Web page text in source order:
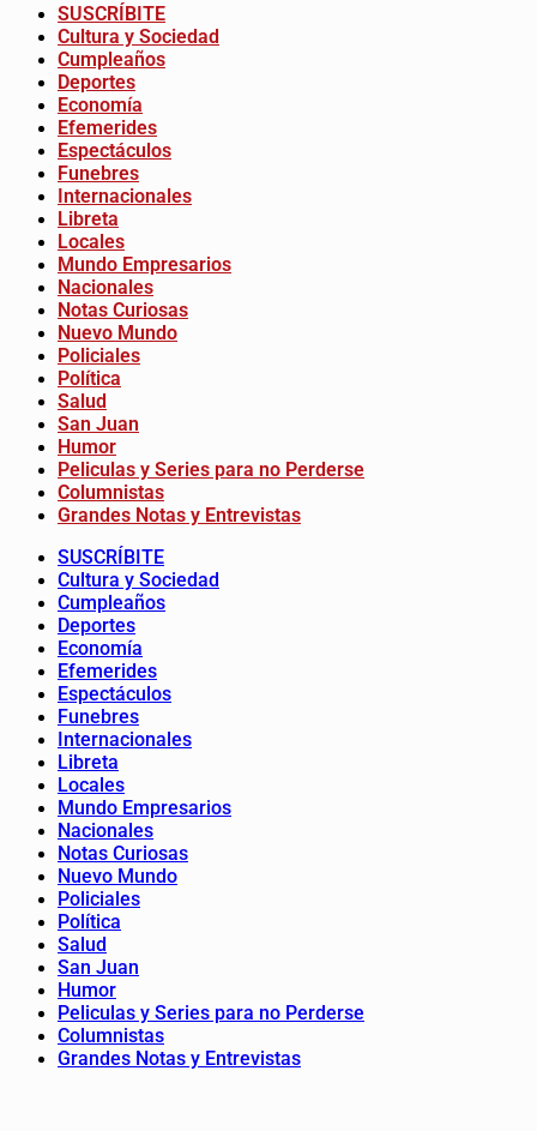
SUSCRÍBITE
Cultura y Sociedad
Cumpleaños
Deportes
Economía
Efemerides
Espectáculos
Funebres
Internacionales
Libreta
Locales
Mundo Empresarios
Nacionales
Notas Curiosas
Nuevo Mundo
Policiales
Política
Salud
San Juan
Humor
Peliculas y Series para no Perderse
Columnistas
Grandes Notas y Entrevistas
SUSCRÍBITE
Cultura y Sociedad
Cumpleaños
Deportes
Economía
Efemerides
Espectáculos
Funebres
Internacionales
Libreta
Locales
Mundo Empresarios
Nacionales
Notas Curiosas
Nuevo Mundo
Policiales
Política
Salud
San Juan
Humor
Peliculas y Series para no Perderse
Columnistas
Grandes Notas y Entrevistas